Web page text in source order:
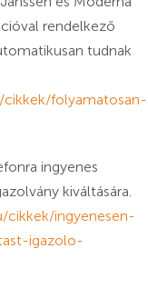
rendelkező
tudnak
folyamatosan-
ingyenes
kiváltására.
cikkek/ingyenesen-
igazolo-